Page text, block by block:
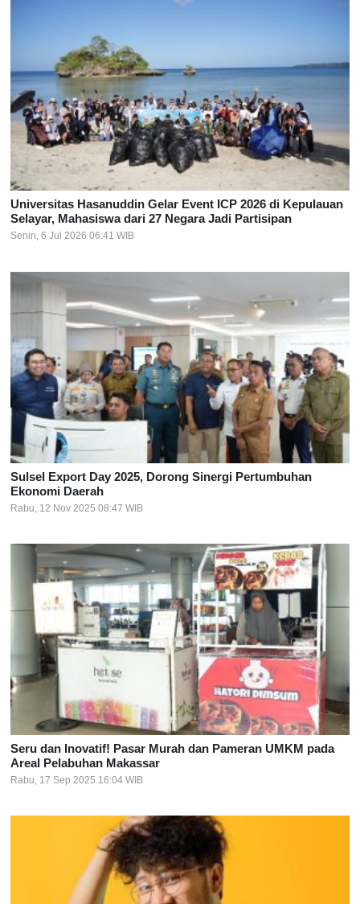
Universitas Hasanuddin Gelar Event ICP 2026 di Kepulauan
Selayar, Mahasiswa dari 27 Negara Jadi Partisipan
Senin, 6 Jul 2026 06:41 WIB
Sulsel Export Day 2025, Dorong Sinergi Pertumbuhan
Ekonomi Daerah
Rabu, 12 Nov 2025 08:47 WIB
Seru dan Inovatif! Pasar Murah dan Pameran UMKM pada
Areal Pelabuhan Makassar
Rabu, 17 Sep 2025 16:04 WIB